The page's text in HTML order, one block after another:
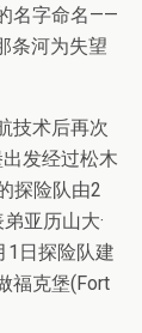
名字命名——
条河为失望
技术后再次
发经过松木
探险队由2
亚历山大·
1日探险队建
福克堡(Fort